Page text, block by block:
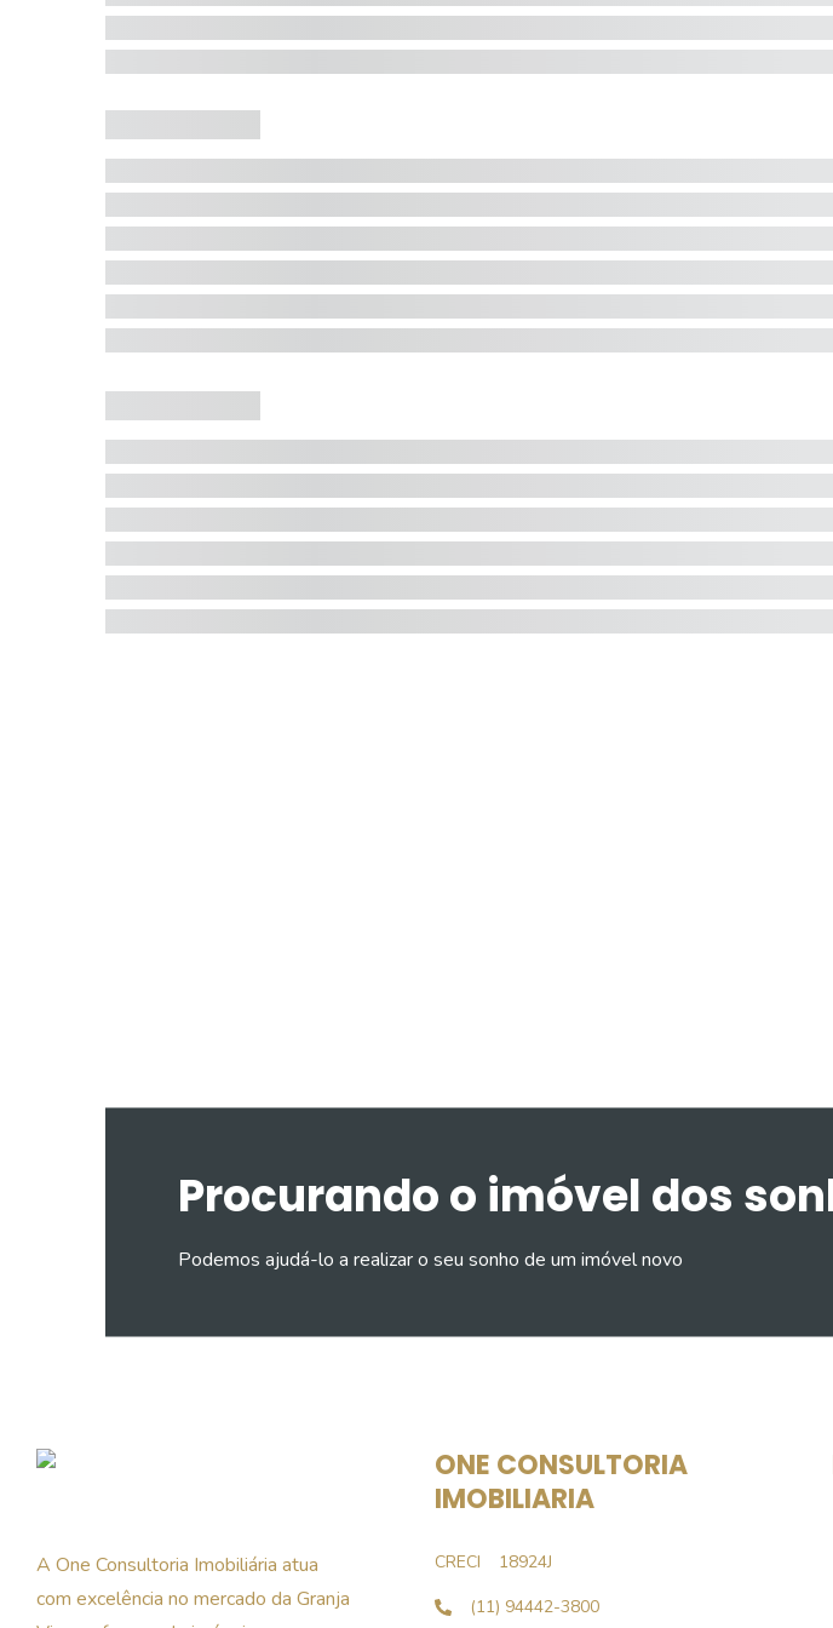
Procurando o imóvel dos
Podemos ajudá-lo a realizar o seu sonho de um imóvel novo
A One Consultoria Imobiliária atua
com excelência no mercado da Granja
ONE CONSULTORIA
IMOBILIARIA
CRECI
18924J
(11) 94442-3800